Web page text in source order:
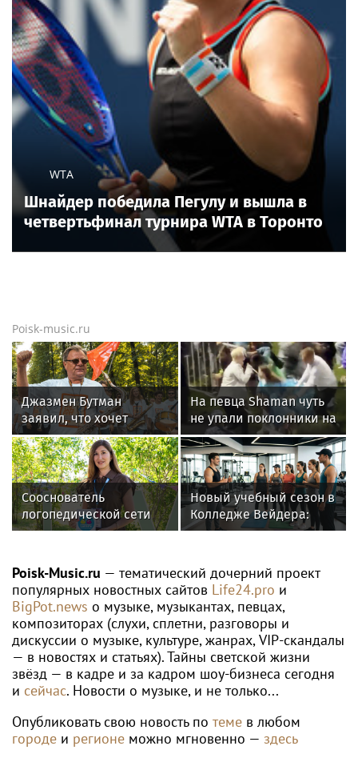
WTA
Шнайдер победила Пегулу и вышла в
четвертьфинал турнира WTA в Торонто
Poisk-music.ru
Джазмен Бутман
заявил, что хочет
сделать с Долиной
новую музыкальную
программу
На певца Shaman чуть
не упали поклонники на
концерте
Сооснователь
логопедической сети
«Разноцветные
VK Fest
Новый учебный сезон в
Колледже Вейдера:
стартовали очные
специалистов
индустрии здоровья
Poisk-Music.ru — тематический дочерний проект
популярных новостных сайтов Life24.pro и
BigPot.news о музыке, музыкантах, певцах,
композиторах (слухи, сплетни, разговоры и
дискуссии о музыке, культуре, жанрах, VIP-скандалы
— в новостях и статьях). Тайны светской жизни
звёзд — в кадре и за кадром шоу-бизнеса сегодня
и сейчас. Новости о музыке, и не только...
Опубликовать свою новость по теме в любом
городе и регионе можно мгновенно — здесь